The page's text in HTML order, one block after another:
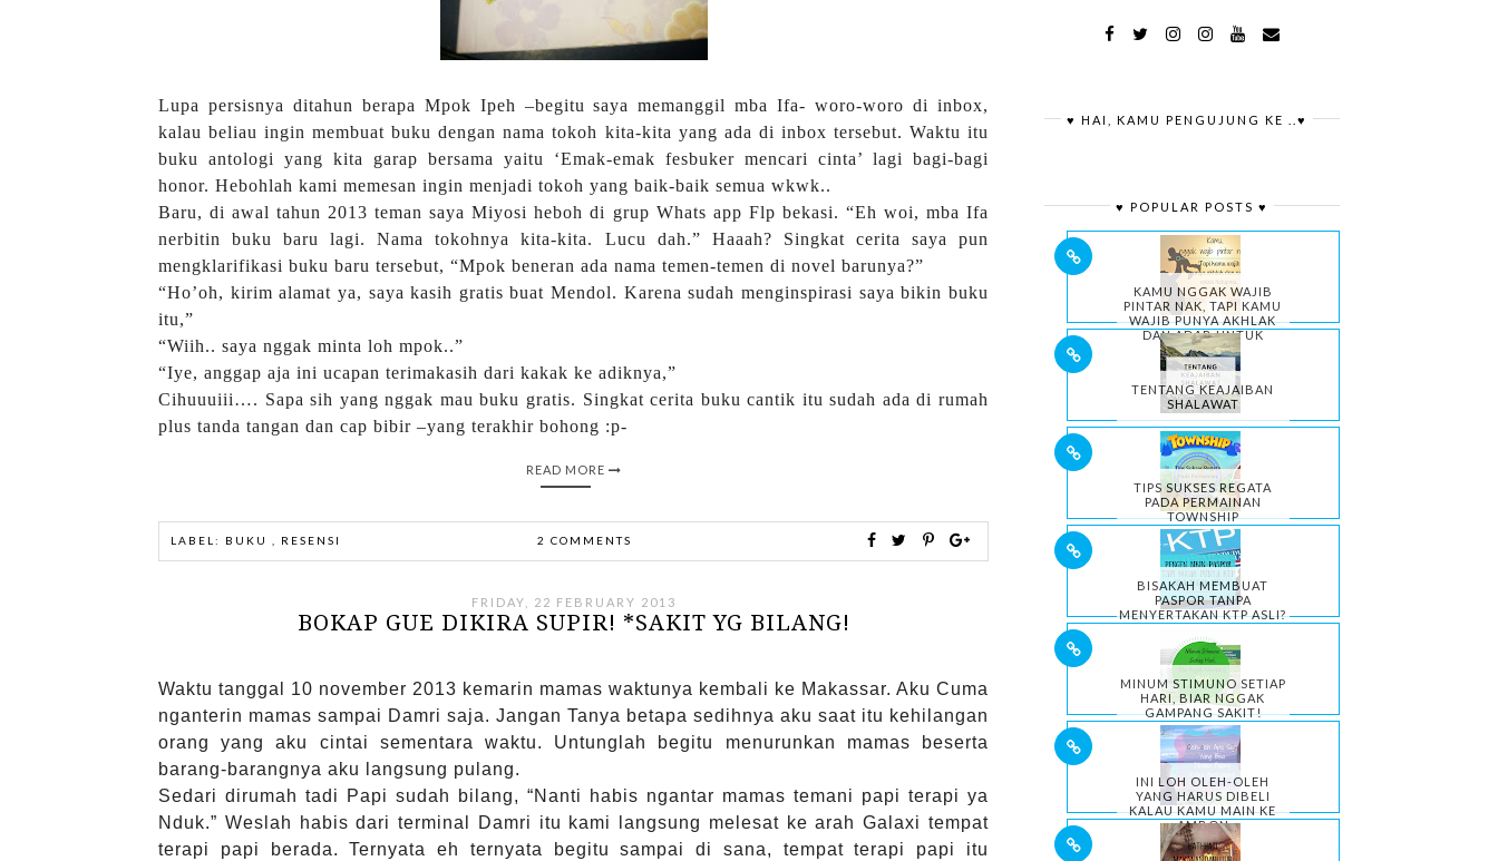
Lupa persisnya ditahun berapa Mpok Ipeh –begitu saya memanggil mba Ifa- woro-woro di inbox,
kalau beliau ingin membuat buku dengan nama tokoh kita-kita yang ada di inbox tersebut. Waktu itu
buku antologi yang kita garap bersama yaitu ‘Emak-emak fesbuker mencari cinta’ lagi bagi-bagi
honor. Hebohlah kami memesan ingin menjadi tokoh yang baik-baik semua wkwk..
Baru, di awal tahun 2013 teman saya Miyosi heboh di grup Whats app Flp bekasi. “Eh woi, mba Ifa
nerbitin buku baru lagi. Nama tokohnya kita-kita. Lucu dah.” Haaah? Singkat cerita saya pun
mengklarifikasi buku baru tersebut, “Mpok beneran ada nama temen-temen di novel barunya?”
“Ho’oh, kirim alamat ya, saya kasih gratis buat Mendol. Karena sudah menginspirasi saya bikin buku
itu,”
“Wiih.. saya nggak minta loh mpok..”
“Iye, anggap aja ini ucapan terimakasih dari kakak ke adiknya,”
Cihuuuiii…. Sapa sih yang nggak mau buku gratis. Singkat cerita buku cantik itu sudah ada di rumah
plus tanda tangan dan cap bibir –yang terakhir bohong :p-
READ MORE
LABEL: BUKU RESENSI 2 COMMENTS
FRIDAY, 22 FEBRUARY 2013
BOKAP GUE DIKIRA SUPIR! *SAKIT YG BILANG!
Waktu tanggal 10 november 2013 kemarin mamas waktunya kembali ke Makassar. Aku Cuma
nganterin mamas sampai Damri saja. Jangan Tanya betapa sedihnya aku saat itu kehilangan
orang yang aku cintai sementara waktu. Untunglah begitu menurunkan mamas beserta
barang-barangnya aku langsung pulang.
Sedari dirumah tadi Papi sudah bilang, “Nanti habis ngantar mamas temani papi terapi ya
Nduk.” Weslah habis dari terminal Damri itu kami langsung melesat ke arah Galaxi tempat
terapi papi berada. Ternyata eh ternyata begitu sampai di sana, tempat terapi papi itu
♥ HAI, KAMU PENGUJUNG KE ..♥
♥ POPULAR POSTS ♥
KAMU NGGAK WAJIB
PINTAR NAK, TAPI KAMU
WAJIB PUNYA AKHLAK
DAN ADAB UNTUK
HIDUPMU.
TENTANG KEAJAIBAN
SHALAWAT
TIPS SUKSES REGATA
PADA PERMAINAN
TOWNSHIP
BISAKAH MEMBUAT
PASPOR TANPA
MENYERTAKAN KTP ASLI?
MINUM STIMUNO SETIAP
HARI, BIAR NGGAK
GAMPANG SAKIT!
INI LOH OLEH-OLEH
YANG HARUS DIBELI
KALAU KAMU MAIN KE
AMBON